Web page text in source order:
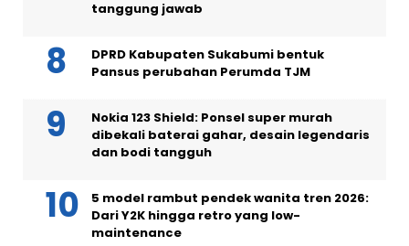
tanggung jawab
DPRD Kabupaten Sukabumi bentuk
Pansus perubahan Perumda TJM
Nokia 123 Shield: Ponsel super murah
dibekali baterai gahar, desain legendaris
dan bodi tangguh
5 model rambut pendek wanita tren 2026:
Dari Y2K hingga retro yang low-
maintenance